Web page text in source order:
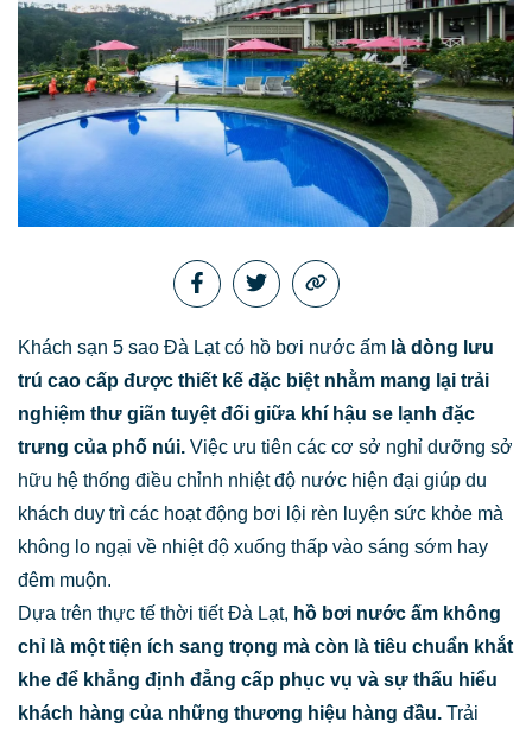
Khách sạn 5 sao Đà Lạt có hồ bơi nước ấm là dòng lưu
trú cao cấp được thiết kế đặc biệt nhằm mang lại trải
nghiệm thư giãn tuyệt đối giữa khí hậu se lạnh đặc
trưng của phố núi. Việc ưu tiên các cơ sở nghỉ dưỡng sở
hữu hệ thống điều chỉnh nhiệt độ nước hiện đại giúp du
khách duy trì các hoạt động bơi lội rèn luyện sức khỏe mà
không lo ngại về nhiệt độ xuống thấp vào sáng sớm hay
đêm muộn.
Dựa trên thực tế thời tiết Đà Lạt, hồ bơi nước ấm không
chỉ là một tiện ích sang trọng mà còn là tiêu chuẩn khắt
khe để khẳng định đẳng cấp phục vụ và sự thấu hiểu
khách hàng của những thương hiệu hàng đầu. Trải